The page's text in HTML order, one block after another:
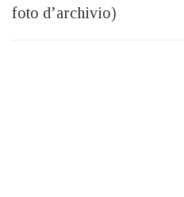
foto d’archivio)